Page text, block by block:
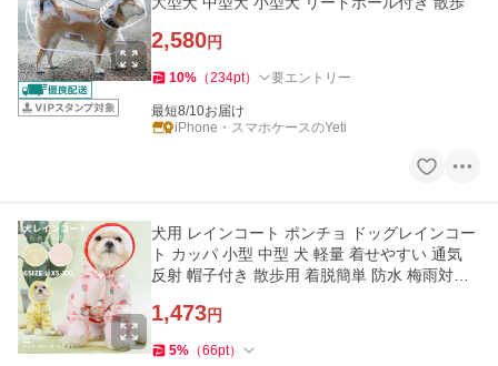
2,580円
10% （234pt） 要エントリー
最短8/10お届け
iPhone・スマホケースのYeti
犬用 レインコート ポンチョ ドッグレインコー
ト カッパ 小型 中型 犬 軽量 着せやすい 通気
反射 帽子付き 散歩用 着脱簡単 防水 梅雨対策
1,473円
5% （66pt）